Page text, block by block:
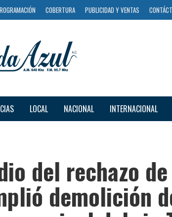
COBERTURA PUBLICIDAD Y VENTAS
LOCAL NACIONAL INTERNACIONAL
del rechazo
demolición